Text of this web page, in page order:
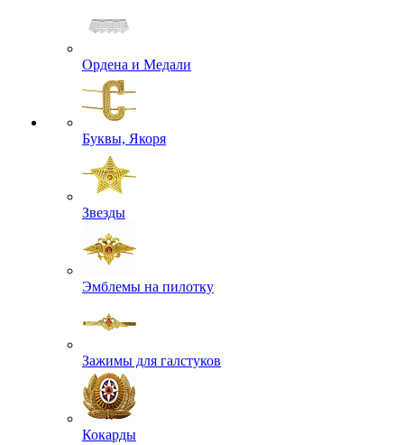
Ордена и Медали
Буквы, Якоря
Звезды
Эмблемы на пилотку
Зажимы для галстуков
Кокарды